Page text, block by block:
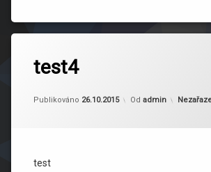
test4
Publikováno 26.10.2015 Od admin
test